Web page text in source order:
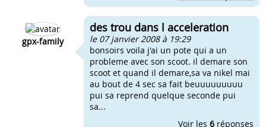
gpx-family
des trou dans l acceleration
le 07 janvier 2008 à 19:29
bonsoirs voila j'ai un pote qui a un
probleme avec son scoot. il demare son
scoot et quand il demare,sa va nikel mai
au bout de 4 sec sa fait beuuuuuuuuu
pui sa reprend quelque seconde pui
sa...
Voir les 6 réponses